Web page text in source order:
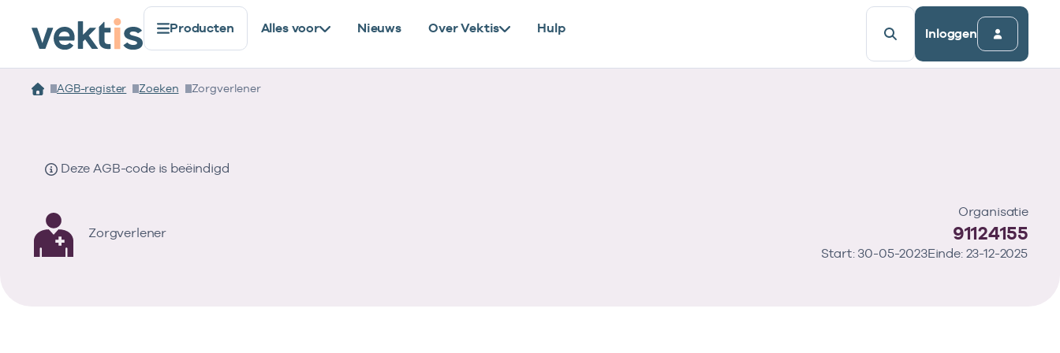
Producten Alles voor Nieuws Over Vektis Hulp Inloggen
AGB-register Zoeken Zorgverlener
Deze AGB-code is beëindigd
Zorgverlener
Organisatie
91124155
Start: 30-05-2023Einde: 23-12-2025